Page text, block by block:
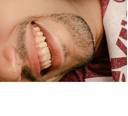
1755 72